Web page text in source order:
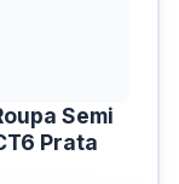
Semi
Prata